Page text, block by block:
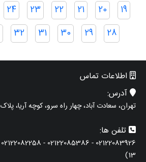
19
20
21
22
23
24
28
29
30
31
32
اطلاعات تماس
آدرس:
تهران، سعادت آباد، چهار راه سرو، کوچه آریا، پلاک 4، طبقه 4، واحد 7
تلفن ها:
13)